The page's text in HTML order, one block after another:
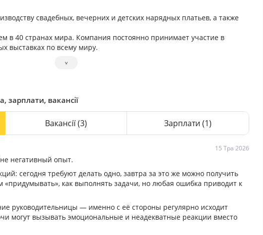
свадебных, вечерних и детских нарядных платьев, а также
в 40 странах мира. Компания постоянно принимает участие в
выставках по всему миру.
˅
зарплати, вакансії
Вакансії(3) Зарплати (1)
15 Тра 2026
негативный опыт.
сегодня требуют делать одно, завтра за это же можно получить
«придумывать», как выполнять задачи, но любая ошибка приводит к
руководительницы — именно с её стороны регулярно исходит
могут вызывать эмоциональные и неадекватные реакции вместо